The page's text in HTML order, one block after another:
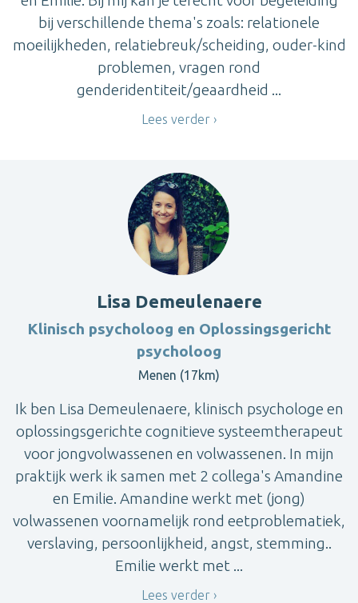
bij verschillende thema's zoals: relationele
moeilijkheden, relatiebreuk/scheiding, ouder-kind
problemen, vragen rond
genderidentiteit/geaardheid ...
Lees verder
Lisa Demeulenaere
Klinisch psycholoog en Oplossingsgericht
psycholoog
Menen (17km)
Ik ben Lisa Demeulenaere, klinisch psychologe en
oplossingsgerichte cognitieve systeemtherapeut
voor jongvolwassenen en volwassenen. In mijn
praktijk werk ik samen met 2 collega's Amandine
en Emilie. Amandine werkt met (jong)
volwassenen voornamelijk rond eetproblematiek,
verslaving, persoonlijkheid, angst, stemming..
Emilie werkt met ...
Lees verder